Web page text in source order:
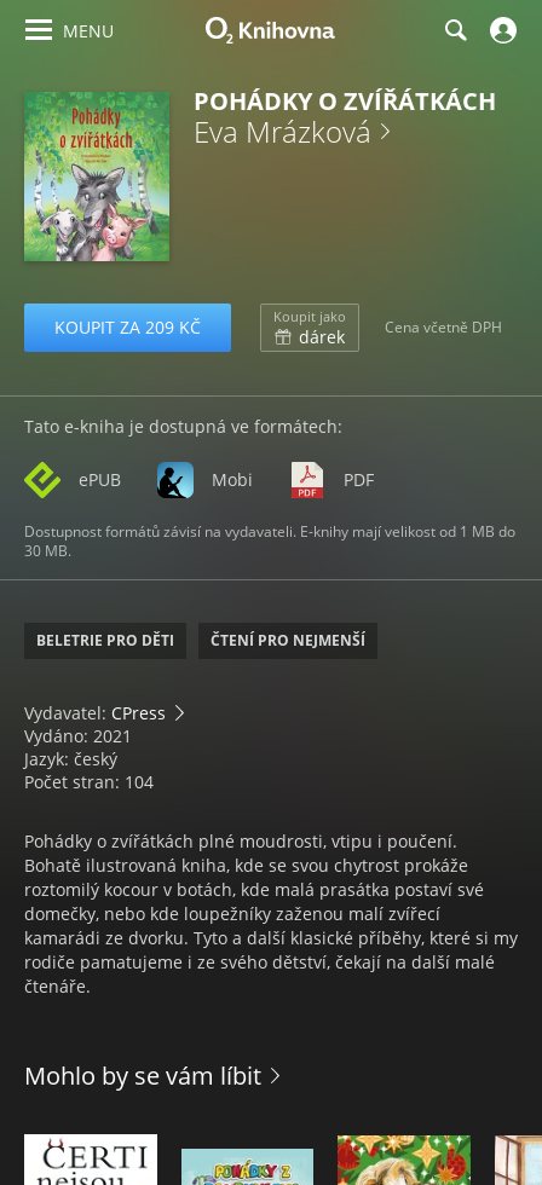
MENU
POHÁDKY O ZVÍŘÁTKÁCH
Eva Mrázková
KOUPIT ZA 209 KČ Koupit jako
dárek Cena včetně DPH
Tato e-kniha je dostupná ve formátech:
ePUB Mobi PDF
Dostupnost formátů závisí na vydavateli. E-knihy mají velikost od 1 MB do
30 MB.
BELETRIE PRO DĚTI ČTENÍ PRO NEJMENŠÍ
Vydavatel: CPress
Vydáno: 2021
Jazyk: český
Počet stran: 104
Pohádky o zvířátkách plné moudrosti, vtipu i poučení.
Bohatě ilustrovaná kniha, kde se svou chytrost prokáže
roztomilý kocour v botách, kde malá prasátka postaví své
domečky, nebo kde loupežníky zaženou malí zvířecí
kamarádi ze dvorku. Tyto a další klasické příběhy, které si my
rodiče pamatujeme i ze svého dětství, čekají na další malé
čtenáře.
Mohlo by se vám líbit